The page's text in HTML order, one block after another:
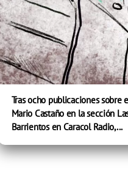
Tras ocho publicaciones sobre
Mario Castaño en la sección
Barrientos en Caracol Radio,...